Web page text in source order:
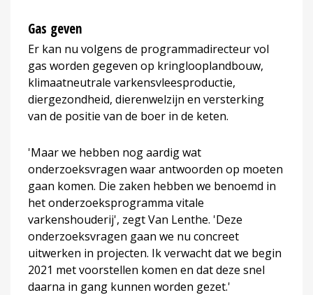
Gas geven
Er kan nu volgens de programmadirecteur vol
gas worden gegeven op kringlooplandbouw,
klimaatneutrale varkensvleesproductie,
diergezondheid, dierenwelzijn en versterking
van de positie van de boer in de keten.
'Maar we hebben nog aardig wat
onderzoeksvragen waar antwoorden op moeten
gaan komen. Die zaken hebben we benoemd in
het onderzoeksprogramma vitale
varkenshouderij', zegt Van Lenthe. 'Deze
onderzoeksvragen gaan we nu concreet
uitwerken in projecten. Ik verwacht dat we begin
2021 met voorstellen komen en dat deze snel
daarna in gang kunnen worden gezet.'